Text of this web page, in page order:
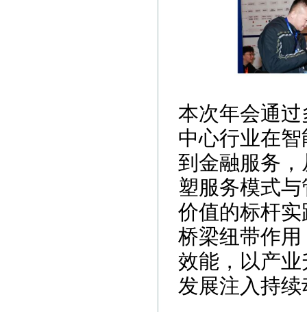
本次年会通
中心行业在
到金融服务
塑服务模式
价值的标杆
桥梁纽带作
效能，以产
发展注入持